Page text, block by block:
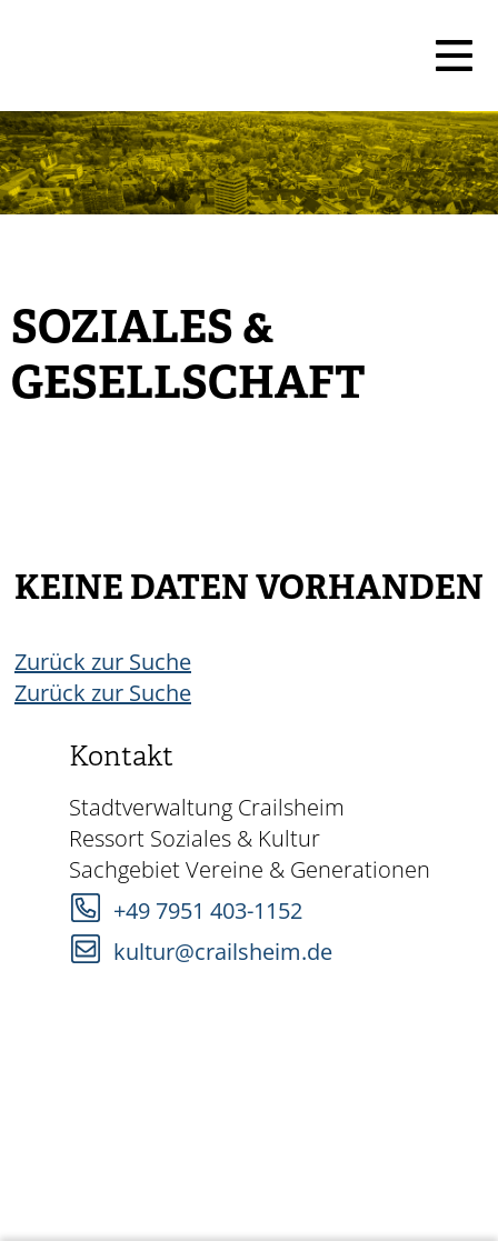
SOZIALES &
GESELLSCHAFT
Kontakt
Stadtverwaltung Crailsheim
Ressort Soziales & Kultur
Sachgebiet Vereine & Generationen
+49 7951 403-1152
kultur@crailsheim.de
KEINE DATEN VORHANDEN
Zurück zur Suche
Zurück zur Suche